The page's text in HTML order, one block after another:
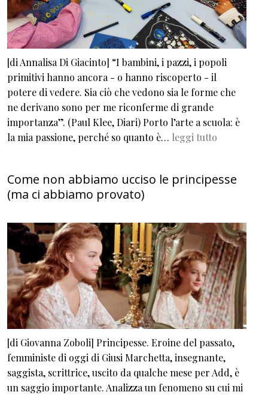
[di Annalisa Di Giacinto] “I bambini, i pazzi, i popoli
primitivi hanno ancora - o hanno riscoperto - il
potere di vedere. Sia ciò che vedono sia le forme che
ne derivano sono per me riconferme di grande
importanza”. (Paul Klee, Diari) Porto l’arte a scuola: è
la mia passione, perché so quanto è… leggi tutto
Come non abbiamo ucciso le principesse
(ma ci abbiamo provato)
[di Giovanna Zoboli] Principesse. Eroine del passato,
femministe di oggi di Giusi Marchetta, insegnante,
saggista, scrittrice, uscito da qualche mese per Add, è
un saggio importante. Analizza un fenomeno su cui mi